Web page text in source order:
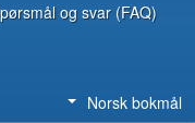
og svar (FAQ)
Norsk bokmål